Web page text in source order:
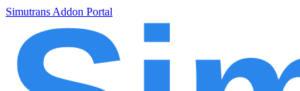
Simutrans Addon Portal